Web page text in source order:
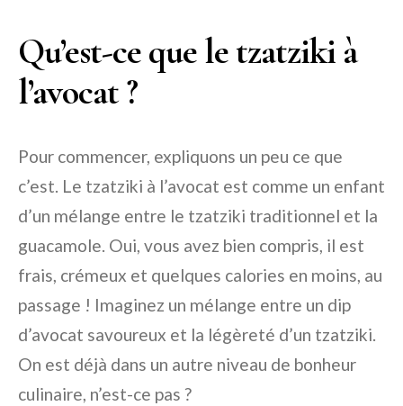
Qu’est-ce que le tzatziki à
l’avocat ?
Pour commencer, expliquons un peu ce que
c’est. Le tzatziki à l’avocat est comme un enfant
d’un mélange entre le tzatziki traditionnel et la
guacamole. Oui, vous avez bien compris, il est
frais, crémeux et quelques calories en moins, au
passage ! Imaginez un mélange entre un dip
d’avocat savoureux et la légèreté d’un tzatziki.
On est déjà dans un autre niveau de bonheur
culinaire, n’est-ce pas ?